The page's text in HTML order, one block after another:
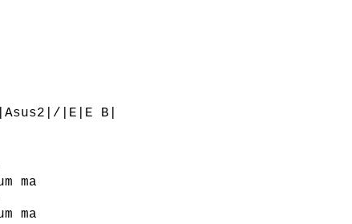
|E|E B|
ma
ma